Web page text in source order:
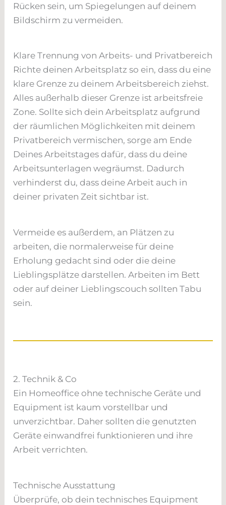
Rücken sein, um Spiegelungen auf deinem
Bildschirm zu vermeiden.
Klare Trennung von Arbeits- und Privatbereich
Richte deinen Arbeitsplatz so ein, dass du eine
klare Grenze zu deinem Arbeitsbereich ziehst.
Alles außerhalb dieser Grenze ist arbeitsfreie
Zone. Sollte sich dein Arbeitsplatz aufgrund
der räumlichen Möglichkeiten mit deinem
Privatbereich vermischen, sorge am Ende
Deines Arbeitstages dafür, dass du deine
Arbeitsunterlagen wegräumst. Dadurch
verhinderst du, dass deine Arbeit auch in
deiner privaten Zeit sichtbar ist.
Vermeide es außerdem, an Plätzen zu
arbeiten, die normalerweise für deine
Erholung gedacht sind oder die deine
Lieblingsplätze darstellen. Arbeiten im Bett
oder auf deiner Lieblingscouch sollten Tabu
sein.
2. Technik & Co
Ein Homeoffice ohne technische Geräte und
Equipment ist kaum vorstellbar und
unverzichtbar. Daher sollten die genutzten
Geräte einwandfrei funktionieren und ihre
Arbeit verrichten.
Technische Ausstattung
Überprüfe, ob dein technisches Equipment